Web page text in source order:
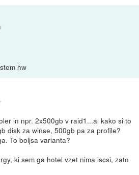
hw
in npr. 2x500gb v raid1...al kako si to
disk za winse, 500gb pa za profile?
To boljsa varianta?
ki sem ga hotel vzet nima iscsi, zato